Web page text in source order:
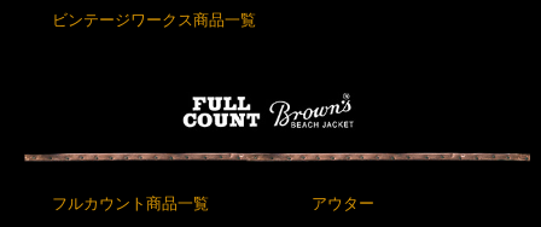
ビンテージワークス商品一覧
フルカウント商品一覧 アウター